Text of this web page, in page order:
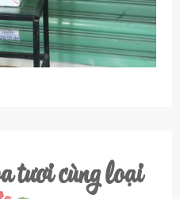
tươi cùng loại